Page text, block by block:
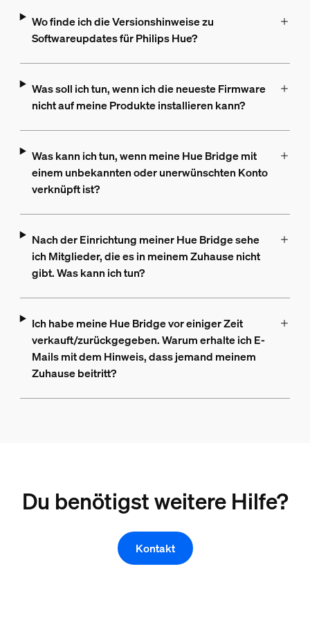
Wo finde ich die Versionshinweise zu
Softwareupdates für Philips Hue?
Was soll ich tun, wenn ich die neueste Firmware
nicht auf meine Produkte installieren kann?
Was kann ich tun, wenn meine Hue Bridge mit
einem unbekannten oder unerwünschten Konto
verknüpft ist?
Nach der Einrichtung meiner Hue Bridge sehe
ich Mitglieder, die es in meinem Zuhause nicht
gibt. Was kann ich tun?
Ich habe meine Hue Bridge vor einiger Zeit
verkauft/zurückgegeben. Warum erhalte ich E-
Mails mit dem Hinweis, dass jemand meinem
Zuhause beitritt?
Du benötigst weitere Hilfe?
Kontakt